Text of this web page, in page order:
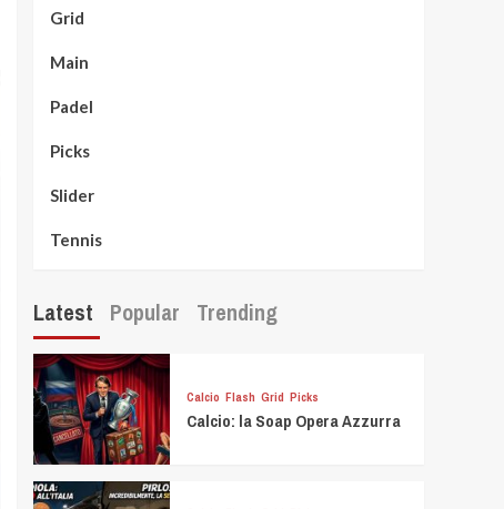
Grid
Main
Padel
Picks
Slider
Tennis
Latest Popular Trending
Calcio Flash Grid Picks
Calcio: la Soap Opera Azzurra